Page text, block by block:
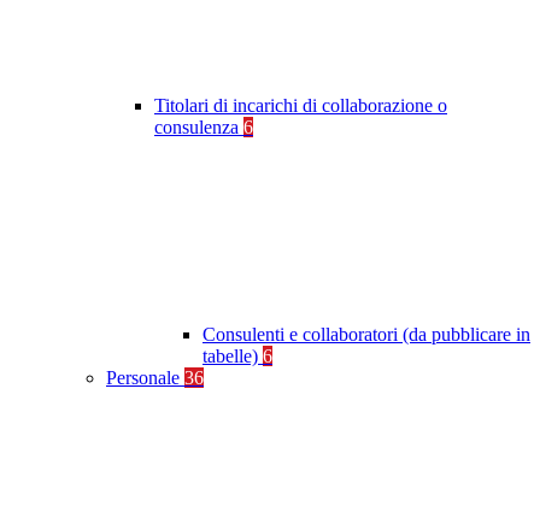
Titolari di incarichi di collaborazione o
consulenza 6
Consulenti e collaboratori (da pubblicare in
tabelle) 6
Personale 36